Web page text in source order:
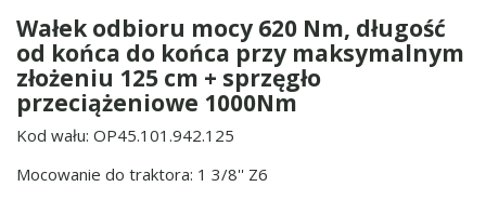
Wałek odbioru mocy 620 Nm, długość
od końca do końca przy maksymalnym
złożeniu 125 cm + sprzęgło
przeciążeniowe 1000Nm
Kod wału: OP45.101.942.125
Mocowanie do traktora: 1 3/8'' Z6